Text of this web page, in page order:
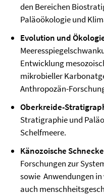
den Bereichen
Paläoökologie und
Evolution und
Entwicklung
mikrobieller
Anthropozän-
Oberkreide-
Stratigraphie und
Schelfmeere.
Känozoische
Forschungen zur
sowie Anwendungen
auch